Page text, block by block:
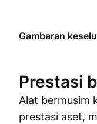
Gambaran
Prestasi
Alat bermusim
prestasi aset,